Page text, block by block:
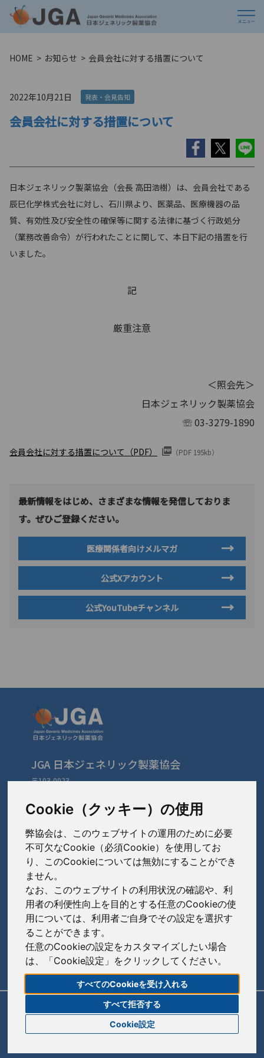
Cookie（クッキー）の使用
弊協会は、このウェブサイトの運用のために必要
不可欠なCookie（必須Cookie）を使用してお
り、このCookieについては無効にすることができ
ません。
なお、このウェブサイトの利用状況の確認や、利
用者の利便性向上を目的とする任意のCookieの使
用については、利用者ご自身でその設定を選択す
ることができます。
任意のCookieの設定をカスタマイズしたい場合
は、「Cookie設定」をクリックしてください。
すべてのCookieを受け入れる
すべて拒否する
Cookie設定
HOME お知らせ 会員会社に対する措置について
2022年10月21日 発表・会見告知
会員会社に対する措置について
⽇本ジェネリック製薬協会（会⻑ ⾼⽥浩樹）は、会員会社である
辰巳化学株式会社に対し、⽯川県より、医薬品、医療機器の品
質、有効性及び安全性の確保等に関する法律に基づく⾏政処分
（業務改善命令）が⾏われたことに関して、本⽇下記の措置を⾏
いました。
記
厳重注意
＜照会先＞
⽇本ジェネリック製薬協会
☏ 03-3279-1890
会員会社に対する措置について（PDF） （PDF 195kb）
最新情報をはじめ、さまざまな情報を発信しておりま
す。ぜひご登録ください。
医療関係者向けメルマガ
公式Xアカウント
公式YouTubeチャンネル
JGA 日本ジェネリック製薬協会
〒103-0023
TEL: 03-3279-1890 / FAX: 03-3241-2978
会員会社（あ〜さ）
あゆみ製薬株式会社
岩城製薬株式会社
大蔵製薬株式会社
キョーリンリメディオ株式会社
共和薬品工業株式会社
コーアイセイ株式会社
寿製薬株式会社
沢井製薬株式会社
サンド株式会社
会員会社（た〜は）
大興製薬株式会社
ダイト株式会社
高田製薬株式会社
辰巳化学株式会社
鶴原製薬株式会社
トーアエイヨー株式会社
会員会社 （ま〜わ）
陽進堂ホールディングス株式会社
ロートニッテン株式会社
賛助会員会社
朝日印刷株式会社
旭化成株式会社
伊藤忠ケミカルフロンティア株式会社
サイトポリシー